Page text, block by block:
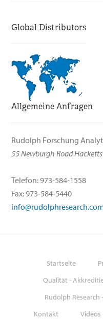
Global Distributors
Allgemeine Anfragen
Rudolph Forschung
55 Newburgh Road
Telefon: 973-584-1558
Fax: 973-584-5440
Startseite
Qualität -
Rudolph
Kontakt
Videos